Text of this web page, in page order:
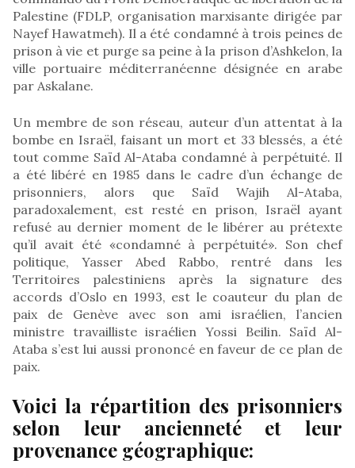
Palestine (FDLP, organisation marxisante dirigée par
Nayef Hawatmeh). Il a été condamné à trois peines de
prison à vie et purge sa peine à la prison d’Ashkelon, la
ville portuaire méditerranéenne désignée en arabe
par Askalane.
Un membre de son réseau, auteur d’un attentat à la
bombe en Israël, faisant un mort et 33 blessés, a été
tout comme Saïd Al-Ataba condamné à perpétuité. Il
a été libéré en 1985 dans le cadre d’un échange de
prisonniers, alors que Saïd Wajih Al-Ataba,
paradoxalement, est resté en prison, Israël ayant
refusé au dernier moment de le libérer au prétexte
qu’il avait été «condamné à perpétuité». Son chef
politique, Yasser Abed Rabbo, rentré dans les
Territoires palestiniens après la signature des
accords d’Oslo en 1993, est le coauteur du plan de
paix de Genève avec son ami israélien, l’ancien
ministre travailliste israélien Yossi Beilin. Saïd Al-
Ataba s’est lui aussi prononcé en faveur de ce plan de
paix.
Voici la répartition des prisonniers
selon leur ancienneté et leur
provenance géographique: